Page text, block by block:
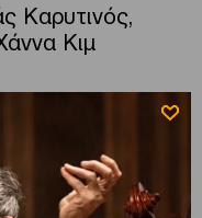
Καρυτινός,
Κιμ